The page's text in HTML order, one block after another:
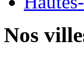
Nos